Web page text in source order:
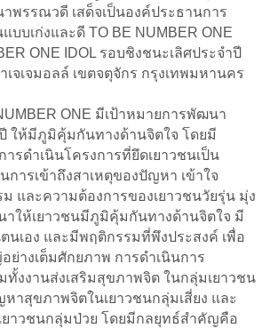
รรณวดี เสด็จเป็นองค์ประธานการ
บบเก่งและดี TO BE NUMBER ONE
ONE IDOL รอบชิงชนะเลิศประจำปี
จเจมอลล์ เขตจตุจักร กรุงเทพมหานคร
ONE มีเป้าหมายการพัฒนา
ปี ให้มีภูมิคุ้มกันทางด้านจิตใจ โดยมี
รดำเนินโครงการที่ยึดเยาวชนเป็น
ารเข้าถึงสาเหตุของปัญหา เข้าใจ
และความต้องการของเยาวชนวัยรุ่น มุ่ง
าให้เยาวชนมีภูมิคุ้มกันทางด้านจิตใจ มี
นเอง และมีพฤติกรรมที่พึงประสงค์ เพื่อ
ย่างเต็มศักยภาพ การดำเนินการ
ทั้งงานส่งเสริมสุขภาพจิต ในกลุ่มเยาวชน
าสุขภาพจิตในเยาวชนกลุ่มเสี่ยง และ
ยาวชนกลุ่มป่วย โดยมีกลยุทธ์สำคัญคือ